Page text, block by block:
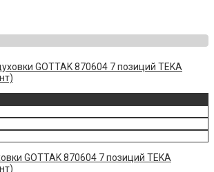
GOTTAK 870604 7 позиций TEKA